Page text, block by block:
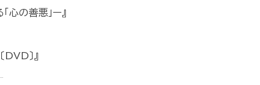
心の善悪」ー』
DVD〕』